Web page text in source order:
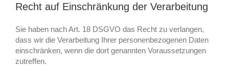
Recht auf Einschränkung der Verarbeitung
Sie haben nach Art. 18 DSGVO das Recht zu verlangen,
dass wir die Verarbeitung Ihrer personenbezogenen Daten
einschränken, wenn die dort genannten Voraussetzungen
zutreffen.